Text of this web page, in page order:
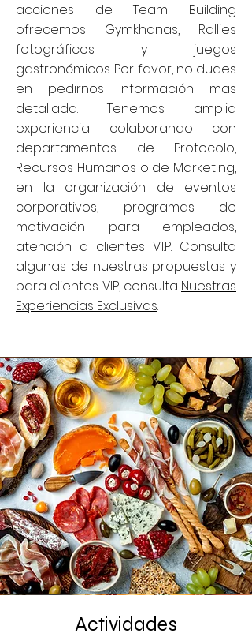
acciones de Team Building
ofrecemos Gymkhanas, Rallies
fotográficos y juegos
gastronómicos. Por favor, no dudes
en pedirnos información mas
detallada. Tenemos amplia
experiencia colaborando con
departamentos de Protocolo,
Recursos Humanos o de Marketing,
en la organización de eventos
corporativos, programas de
motivación para empleados,
atención a clientes V.I.P. Consulta
algunas de nuestras propuestas y
para clientes VIP, consulta Nuestras
Experiencias Exclusivas.
Actividades